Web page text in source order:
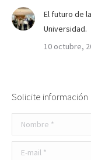
El futuro de
Universidad.
10 octubre,
Solicite información
Nombre *
E-mail *